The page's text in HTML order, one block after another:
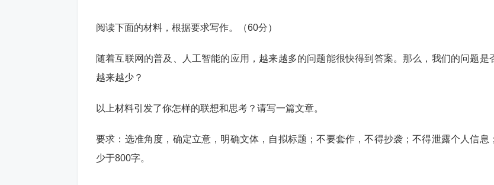
阅读下面的材料，根据要求写作。（60分）
随着互联网的普及、人工智能的应用，越来越多的问题能很快得到答案。那么，我们的问题是
越来越少？
以上材料引发了你怎样的联想和思考？请写一篇文章。
要求：选准角度，确定立意，明确文体，自拟标题；不要套作，不得抄袭；不得泄露个人信息
少于800字。